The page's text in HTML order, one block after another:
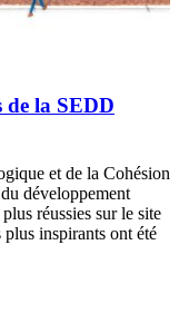
de la SEDD
et de la Cohésion
développement
réussies sur le site
inspirants ont été